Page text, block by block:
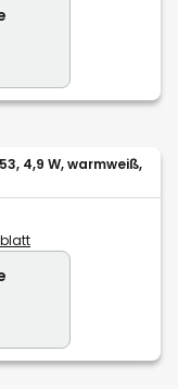
4,9 W, warmweiß,